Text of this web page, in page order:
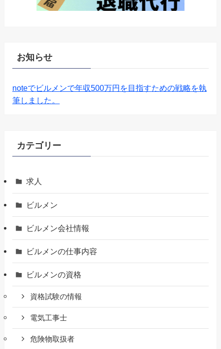
お知らせ
noteでビルメンで年収500万円を目指すための戦略を執
筆しました。
カテゴリー
求人
ビルメン
ビルメン会社情報
ビルメンの仕事内容
ビルメンの資格
資格試験の情報
電気工事士
危険物取扱者